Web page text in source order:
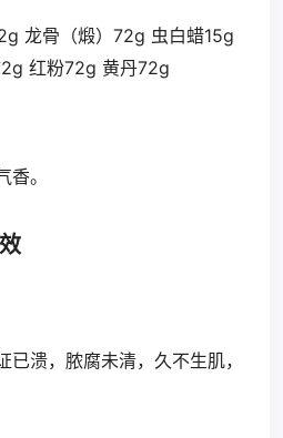
龙骨（煅）72g 虫白蜡15g
红粉72g 黄丹72g
。
溃，脓腐未清，久不生肌，